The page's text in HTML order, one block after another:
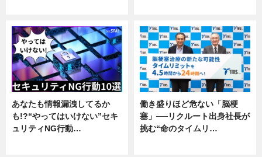
あなたも情報漏洩してるか
も!?“やってはいけない”セキ
ュリティNG行動…
働き盛りほど危ない「脳梗
塞」──リクルート出身社長が
挑む“命のタイムリ…